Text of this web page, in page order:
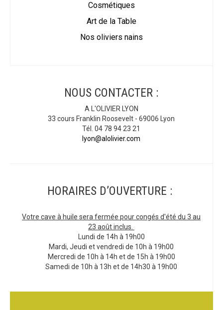
Cosmétiques
Art de la Table
Nos oliviers nains
NOUS CONTACTER :
A L'OLIVIER LYON
33 cours Franklin Roosevelt - 69006 Lyon
Tél. 04 78 94 23 21
lyon@alolivier.com
HORAIRES D’OUVERTURE :
Votre cave à huile sera fermée pour congés d'été du 3 au
23 août inclus.
Lundi de 14h à 19h00
Mardi, Jeudi et vendredi de 10h à 19h00
Mercredi de 10h à 14h et de 15h à 19h00
Samedi de 10h à 13h et de 14h30 à 19h00